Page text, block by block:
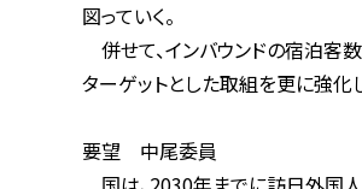
図っていく。
併せて、インバウンドの宿泊客数だ
ターゲットとした取組を更に強化し
要望 中尾委員